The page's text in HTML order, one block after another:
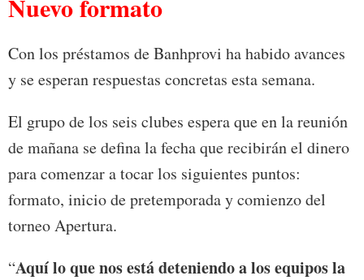
Nuevo formato
Con los préstamos de Banhprovi ha habido avances
y se esperan respuestas concretas esta semana.
El grupo de los seis clubes espera que en la reunión
de mañana se defina la fecha que recibirán el dinero
para comenzar a tocar los siguientes puntos:
formato, inicio de pretemporada y comienzo del
torneo Apertura.
“Aquí lo que nos está deteniendo a los equipos la